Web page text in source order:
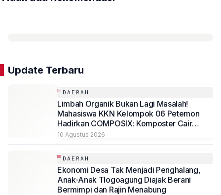
Update Terbaru
DAERAH
Limbah Organik Bukan Lagi Masalah!
Mahasiswa KKN Kelompok 06 Petemon
Hadirkan COMPOSIX: Komposter Cair
Berbasis Drum dengan Sistem Biofilter
Surabaya
10 Agustus 2026
DAERAH
Ekonomi Desa Tak Menjadi Penghalang,
Anak-Anak Tlogoagung Diajak Berani
Bermimpi dan Rajin Menabung